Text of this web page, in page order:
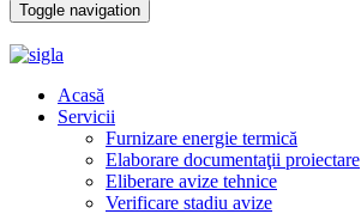
Toggle navigation
Acasă
Servicii
Furnizare energie termică
Elaborare documentaţii proiectare
Eliberare avize tehnice
Verificare stadiu avize